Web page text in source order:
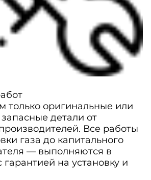
только оригинальные или
детали от
Все работы
газа до капитального
— выполняются в
гарантией на установку и